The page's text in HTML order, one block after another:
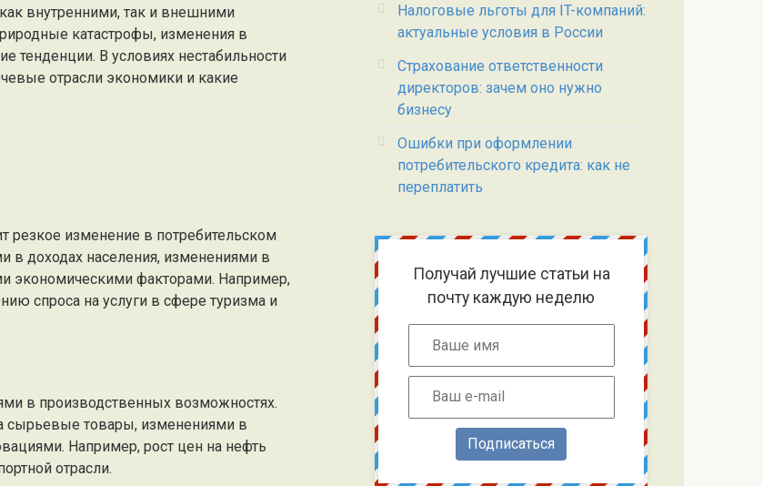
внутренними, так и внешними
катастрофы, изменения в
тенденции. В условиях нестабильности
отрасли экономики и какие
резкое изменение в потребительском
в доходах населения, изменениями в
экономическими факторами. Например,
спроса на услуги в сфере туризма и
в производственных возможностях.
сырьевые товары, изменениями в
Например, рост цен на нефть
отрасли.
Налоговые льготы для IT-компаний:
актуальные условия в России
Страхование ответственности
директоров: зачем оно нужно
бизнесу
Ошибки при оформлении
потребительского кредита: как не
переплатить
Получай лучшие статьи на
почту каждую неделю
Подписаться